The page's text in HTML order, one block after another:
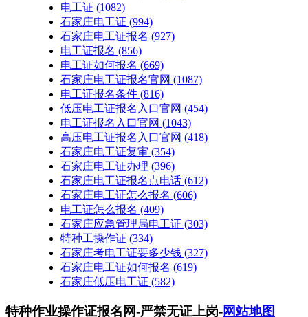
电工证 (1082)
石家庄电工证 (994)
石家庄电工证报名 (927)
电工证报名 (856)
电工证如何报名 (669)
石家庄电工证报名官网 (1087)
电工证报名条件 (816)
低压电工证报名入口官网 (454)
电工证报名入口官网 (1043)
高压电工证报名入口官网 (418)
石家庄电工证复审 (354)
石家庄电工证办理 (396)
石家庄电工证报名点电话 (612)
石家庄电工证怎么报名 (606)
电工证怎么报名 (409)
石家庄应急管理局电工证 (303)
特种工操作证 (334)
石家庄考电工证要多少钱 (327)
石家庄电工证如何报名 (619)
石家庄低压电工证 (582)
特种作业操作证报名网-严禁无证上岗-网站地图